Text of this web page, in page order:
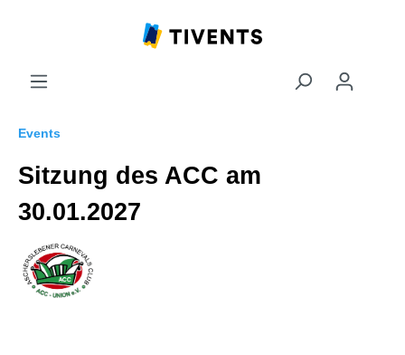
Events
Sitzung des ACC am
30.01.2027